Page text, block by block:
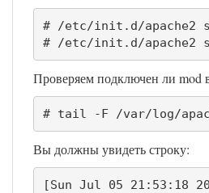
# /etc/init.d/apache2
# /etc/init.d/apache2
Проверяем подключен ли mod
# tail -F /var/log/
Вы должны увидеть строку:
[Sun Jul 05 21:53:18